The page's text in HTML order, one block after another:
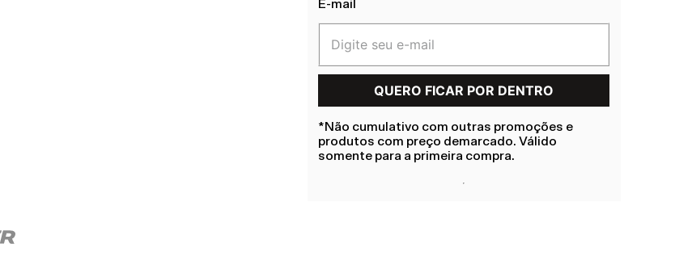
E-mail
*Não cumulativo com outras promoções e
produtos com preço demarcado. Válido
somente para a primeira compra.